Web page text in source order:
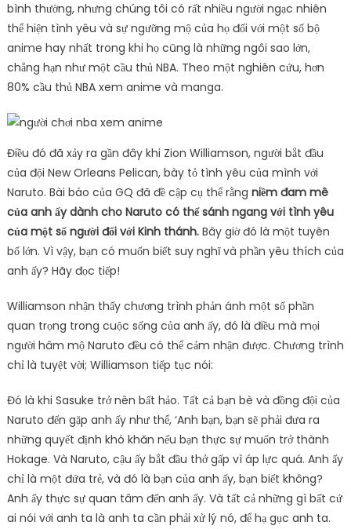
bình thường, nhưng chúng tôi có rất nhiều người ngạc nhiên
thể hiện tình yêu và sự ngưỡng mộ của họ đối với một số bộ
anime hay nhất trong khi họ cũng là những ngôi sao lớn,
chẳng hạn như một cầu thủ NBA. Theo một nghiên cứu, hơn
80% cầu thủ NBA xem anime và manga.
Điều đó đã xảy ra gần đây khi Zion Williamson, người bắt đầu
của đội New Orleans Pelican, bày tỏ tình yêu của mình với
Naruto. Bài báo của GQ đã đề cập cụ thể rằng niềm đam mê
của anh ấy dành cho Naruto có thể sánh ngang với tình yêu
của một số người đối với Kinh thánh.Bây giờ đó là một tuyên
bố lớn. Vì vậy, bạn có muốn biết suy nghĩ và phần yêu thích của
anh ấy? Hãy đọc tiếp!
Williamson nhận thấy chương trình phản ánh một số phần
quan trọng trong cuộc sống của anh ấy, đó là điều mà mọi
người hâm mộ Naruto đều có thể cảm nhận được. Chương trình
chỉ là tuyệt vời; Williamson tiếp tục nói:
Đó là khi Sasuke trở nên bất hảo. Tất cả bạn bè và đồng đội của
Naruto đến gặp anh ấy như thể, ‘Anh bạn, bạn sẽ phải đưa ra
những quyết định khó khăn nếu bạn thực sự muốn trở thành
Hokage. Và Naruto, cậu ấy bắt đầu thở gấp vì áp lực quá. Anh ấy
chỉ là một đứa trẻ, và đó là bạn của anh ấy, bạn biết không?
Anh ấy thực sự quan tâm đến anh ấy. Và tất cả những gì bất cứ
ai nói với anh ta là anh ta cần phải xử lý nó, để hạ gục anh ta.